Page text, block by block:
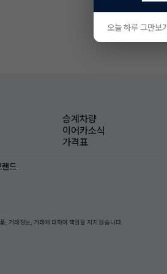
승계차량
이어카소식
가격표
랜드
, 거래정보, 거래에 대하여 책임을 지지 않습니다.
오늘 하루 그만보기